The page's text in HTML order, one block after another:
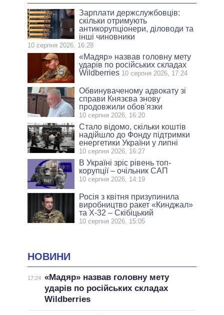
Зарплати держслужбовців:
скільки отримують
антикорупціонери, діловоди та
інші чиновники
10 серпня 2026, 16:28
«Мадяр» назвав головну мету
ударів по російських складах
Wildberries 10 серпня 2026, 17:24
Обвинуваченому адвокату зі
справи Князєва знову
продовжили обов'язки
10 серпня 2026, 16:20
Стало відомо, скільки коштів
надійшло до Фонду підтримки
енергетики України у липні
10 серпня 2026, 16:27
В Україні зріс рівень топ-
корупції – очільник САП
10 серпня 2026, 14:19
Росія з квітня призупинила
виробництво ракет «Кинджал»
та Х-32 – Скібіцький
10 серпня 2026, 15:05
НОВИНИ
17:24 «Мадяр» назвав головну мету
ударів по російських складах
Wildberries